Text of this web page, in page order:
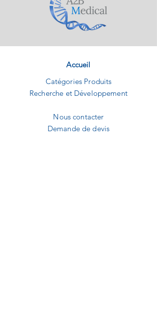
Accueil
Catégories Produits
Recherche et Développement
Nous contacter
Demande de devis